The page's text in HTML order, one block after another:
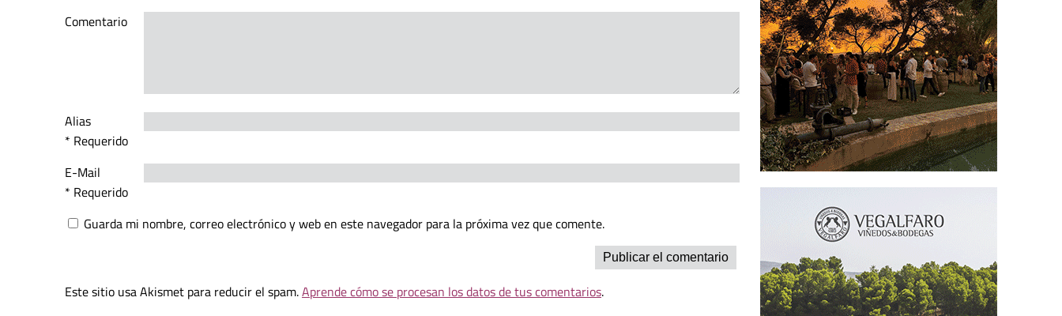
Comentario
Alias
* Requerido
E-Mail
* Requerido
Guarda mi nombre, correo electrónico y web en este navegador para la próxima vez que comente.
Este sitio usa Akismet para reducir el spam.Aprende cómo se procesan los datos de tus comentarios.